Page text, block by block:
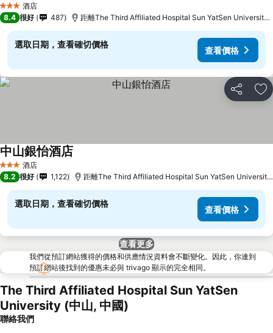
3 星級 酒店
8.4 很好 487 距離The Third Affiliated Hospital Sun YatSen University
選取日期，查看確切價格
查看價格
分享 放
3 星級 酒店
中山銀怡酒店
8.2 很好 1,122 距離The Third Affiliated Hospital Sun YatSen University
選取日期，查看確切價格
查看價格
查看更多
我們從預訂網站獲得的價格和供應情況資料會不斷變化。因此，你連到
預訂網站後找到的優惠未必與 trivago 顯示的完全相同。
The Third Affiliated Hospital Sun YatSen
University (中山, 中國)
聯絡我們